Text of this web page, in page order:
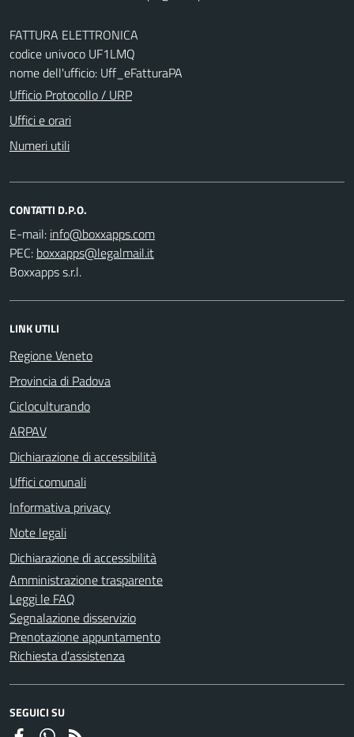
FATTURA ELETTRONICA
codice univoco UF1LMQ
nome dell'ufficio: Uff_eFatturaPA
Ufficio Protocollo / URP
Uffici e orari
Numeri utili
CONTATTI D.P.O.
E-mail:
PEC:
Boxxapps s.r.l.
LINK UTILI
Regione Veneto
Provincia di Padova
Cicloculturando
ARPAV
Dichiarazione di accessibilità
Uffici comunali
Informativa privacy
Note legali
Dichiarazione di accessibilità
Amministrazione trasparente
Leggi le FAQ
Segnalazione disservizio
Prenotazione appuntamento
Richiesta d'assistenza
SEGUICI SU